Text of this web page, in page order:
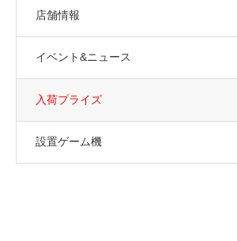
店舗情報
イベント&ニュース
入荷プライズ
設置ゲーム機